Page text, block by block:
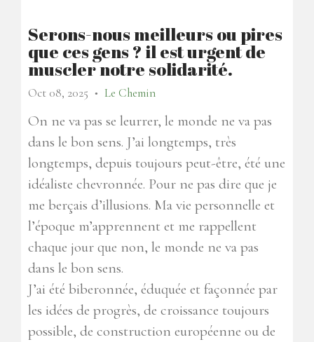
Serons-nous meilleurs ou pires
que ces gens ? il est urgent de
muscler notre solidarité.
Oct 08, 2025 ● Le Chemin
On ne va pas se leurrer, le monde ne va pas
dans le bon sens. J’ai longtemps, très
longtemps, depuis toujours peut-être, été une
idéaliste chevronnée. Pour ne pas dire que je
me berçais d’illusions. Ma vie personnelle et
l’époque m’apprennent et me rappellent
chaque jour que non, le monde ne va pas
dans le bon sens.
J’ai été biberonnée, éduquée et façonnée par
les idées de progrès, de croissance toujours
possible, de construction européenne ou de